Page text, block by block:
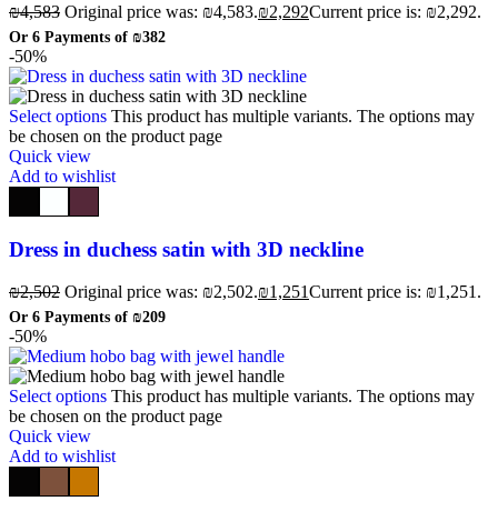
₪4,583 Original price was: ₪4,583.₪2,292Current price is: ₪2,292.
Or 6 Payments of ₪382
-50%
Select options This product has multiple variants. The options may
be chosen on the product page
Quick view
Add to wishlist
Dress in duchess satin with 3D neckline
₪2,502 Original price was: ₪2,502.₪1,251Current price is: ₪1,251.
Or 6 Payments of ₪209
-50%
Select options This product has multiple variants. The options may
be chosen on the product page
Quick view
Add to wishlist